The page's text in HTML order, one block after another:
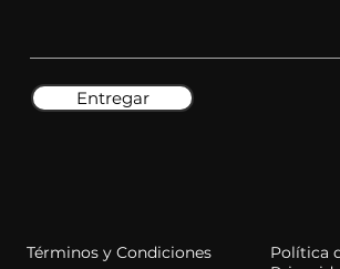
Entregar
Términos y Condiciones
Política